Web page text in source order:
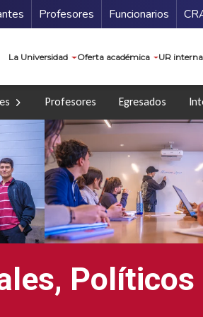
Profesores Funcionarios
La Universidad Oferta académica UR
Profesores Egresados